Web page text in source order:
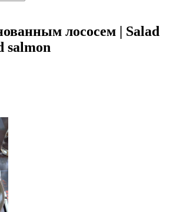
лососем | Salad
salmon